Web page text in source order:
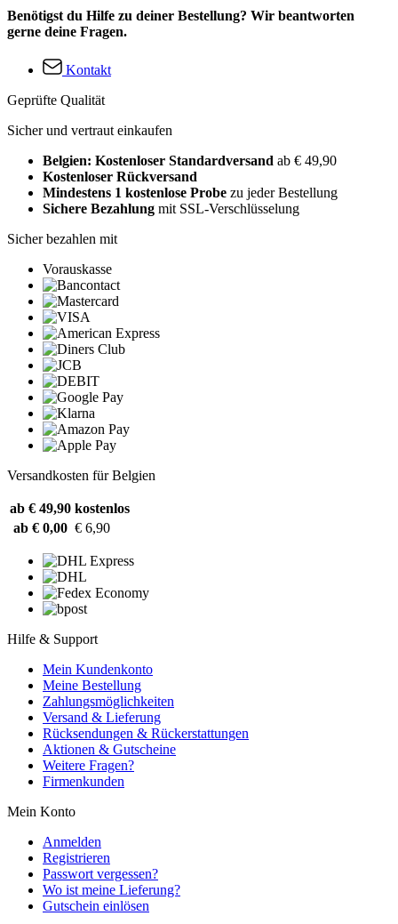
Benötigst du Hilfe zu deiner Bestellung? Wir beantworten
gerne deine Fragen.
Kontakt
Geprüfte Qualität
Sicher und vertraut einkaufen
Belgien: Kostenloser Standardversand ab € 49,90
Kostenloser Rückversand
Mindestens 1 kostenlose Probe zu jeder Bestellung
Sichere Bezahlung mit SSL-Verschlüsselung
Sicher bezahlen mit
Vorauskasse
Versandkosten für Belgien
ab € 49,90 kostenlos
ab € 0,00 € 6,90
Hilfe & Support
Mein Kundenkonto
Meine Bestellung
Zahlungsmöglichkeiten
Versand & Lieferung
Rücksendungen & Rückerstattungen
Aktionen & Gutscheine
Weitere Fragen?
Firmenkunden
Mein Konto
Anmelden
Registrieren
Passwort vergessen?
Wo ist meine Lieferung?
Gutschein einlösen